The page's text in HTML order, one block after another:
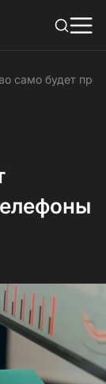
само будет